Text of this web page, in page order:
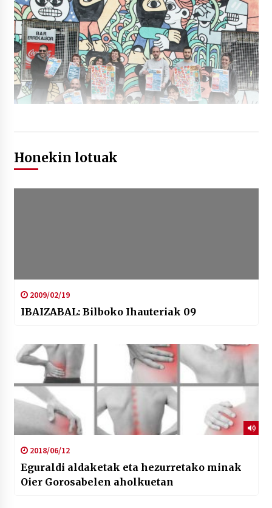
Honekin lotuak
2009/02/19
IBAIZABAL: Bilboko Ihauteriak 09
2018/06/12
Eguraldi aldaketak eta hezurretako minak
Oier Gorosabelen aholkuetan